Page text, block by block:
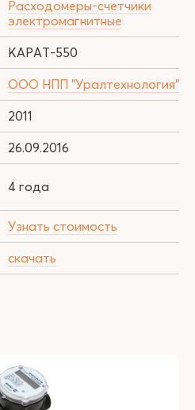
Расходомеры-счетчики
электромагнитные
КАРАТ-550
ООО НПП "Уралтехнология"
2011
26.09.2016
4 года
Узнать стоимость
скачать